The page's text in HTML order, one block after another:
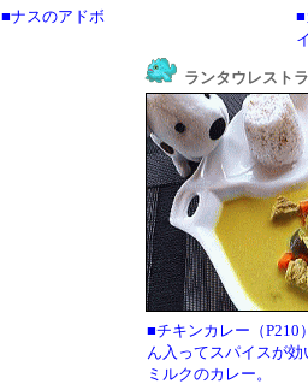
■ナスのアドボ
■
ランタウレスト
■チキンカレー（P210
ん入ってスパイスが
ミルクのカレー。